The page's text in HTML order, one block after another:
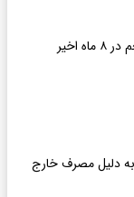
دلیل مصرف خارج